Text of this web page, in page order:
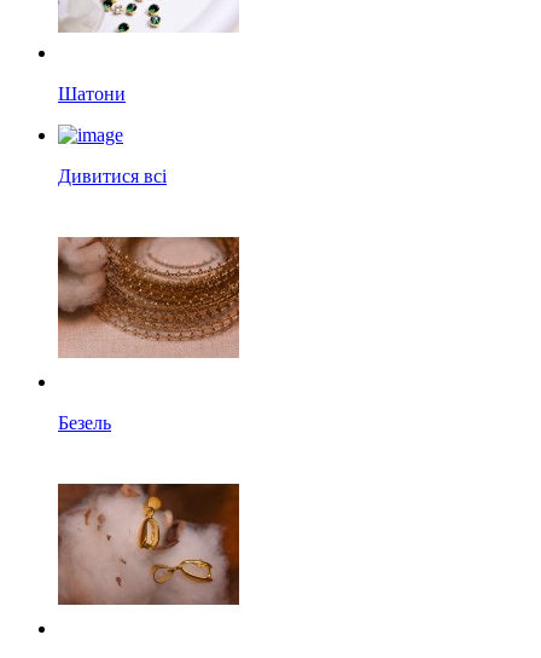
Шатони
Дивитися всі
Безель